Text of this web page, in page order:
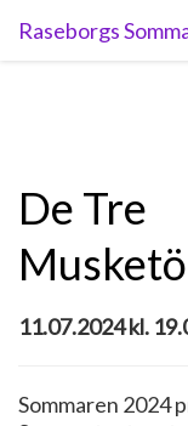
Raseborgs
De Tre
11.07.2024 kl.
Sommaren 2024